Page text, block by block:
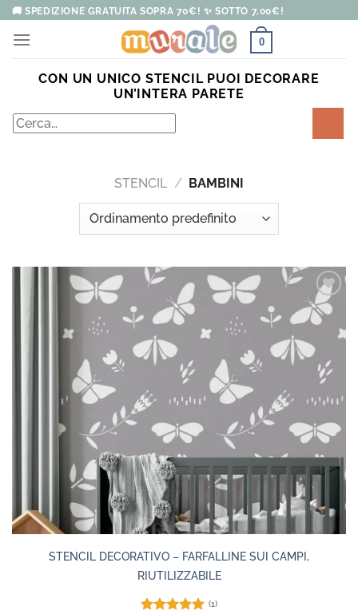
Salta
contenuti
🚚 SPEDIZIONE GRATUITA SOPRA 70€! ✨ SOTTO 7,00€!
0
CON UN UNICO STENCIL PUOI DECORARE
UN’INTERA PARETE
Cerca:
STENCIL / BAMBINI
STENCIL DECORATIVO – FARFALLINE SUI CAMPI,
RIUTILIZZABILE
(1)